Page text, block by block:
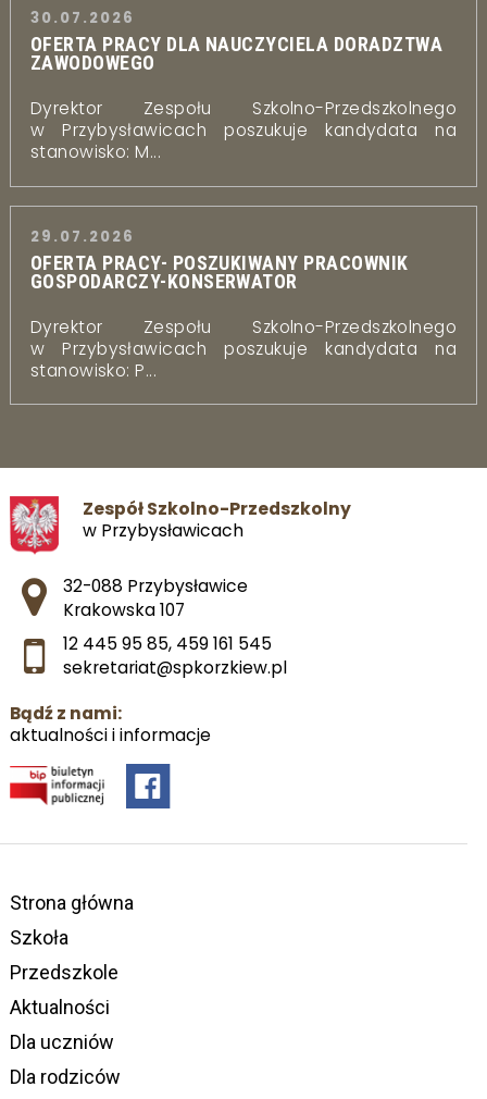
30.07.2026
OFERTA PRACY DLA NAUCZYCIELA DORADZTWA
ZAWODOWEGO
Dyrektor Zespołu Szkolno-Przedszkolnego
w Przybysławicach poszukuje kandydata na
stanowisko: M...
29.07.2026
OFERTA PRACY- POSZUKIWANY PRACOWNIK
GOSPODARCZY-KONSERWATOR
Dyrektor Zespołu Szkolno-Przedszkolnego
w Przybysławicach poszukuje kandydata na
stanowisko: P...
Zespół Szkolno-Przedszkolny
w Przybysławicach
Adres pocztowy:
32-088 Przybysławice
Krakowska 107
12 445 95 85, 459 161 545
sekretariat@spkorzkiew.pl
Bądź z nami:
aktualności i informacje
Strona główna
Szkoła
Przedszkole
Aktualności
Dla uczniów
Dla rodziców